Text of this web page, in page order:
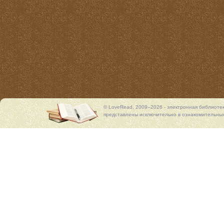
© LoveRead, 2009–2026 - электронная
представлены исключительно в